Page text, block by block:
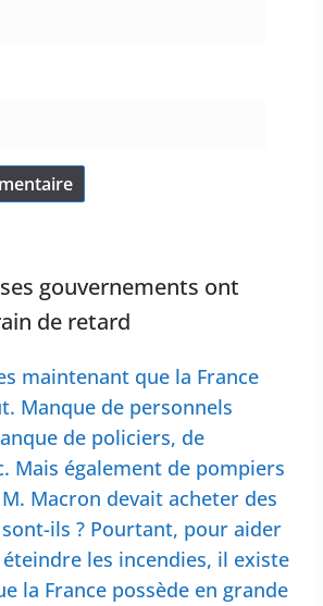
gouvernements ont
de retard
maintenant que la France
Manque de personnels
de policiers, de
Mais également de pompiers
Macron devait acheter des
sont-ils ? Pourtant, pour aider
les incendies, il existe
la France possède en grande